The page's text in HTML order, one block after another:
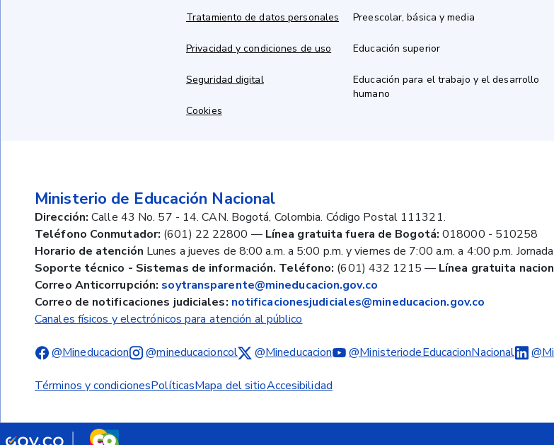
Tratamiento de datos personales
Privacidad y condiciones de uso
Seguridad digital
Cookies
Preescolar, básica y media
Educación superior
Educación para el trabajo y el desarrollo
humano
Ministerio de Educación Nacional
Dirección: Calle 43 No. 57 - 14. CAN. Bogotá, Colombia. Código Postal 111321.
Teléfono Conmutador: (601) 22 22800 — Línea gratuita fuera de Bogotá: 018000 - 510258
Horario de atención Lunes a jueves de 8:00 a.m. a 5:00 p.m. y viernes de 7:00 a.m. a 4:00 p.m.
Soporte técnico - Sistemas de información. Teléfono: (601) 432 1215 — Línea gratuita
Correo Anticorrupción: soytransparente@mineducacion.gov.co
Correo de notificaciones judiciales: notificacionesjudiciales@mineducacion.gov.co
Canales físicos y electrónicos para atención al público
@Mineducacion @mineducacioncol @Mineducacion @MinisteriodeEducacionNacional
Términos y condicionesPolíticasMapa del sitioAccesibilidad